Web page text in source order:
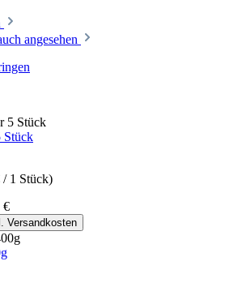
angesehen
Stück
/ 1 Stück)
€
Versandkosten